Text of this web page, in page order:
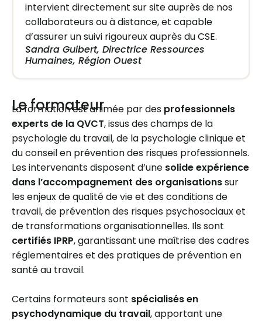
intervient directement sur site auprès de nos
collaborateurs ou à distance, et capable
d’assurer un suivi rigoureux auprès du CSE.
Sandra Guibert, Directrice Ressources
Humaines, Région Ouest
Le formateur
La formation est animée par des professionnels
experts de la QVCT, issus des champs de la
psychologie du travail, de la psychologie clinique et
du conseil en prévention des risques professionnels.
Les intervenants disposent d’une solide expérience
dans l’accompagnement des organisationssur
les enjeux de qualité de vie et des conditions de
travail, de prévention des risques psychosociaux et
de transformations organisationnelles. Ils sont
certifiés IPRP, garantissant une maîtrise des cadres
réglementaires et des pratiques de prévention en
santé au travail.
Certains formateurs sont spécialisés en
psychodynamique du travail, apportant une